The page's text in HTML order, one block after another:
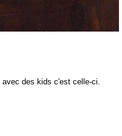
avec des kids c'est celle-ci.